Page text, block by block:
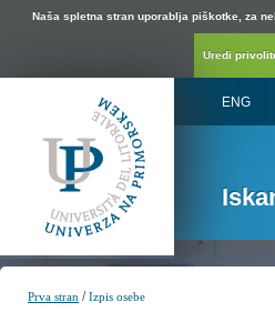
Naša spletna stran uporablja piškotke, za
Uredi
ENG
Prva stran /Izpis osebe